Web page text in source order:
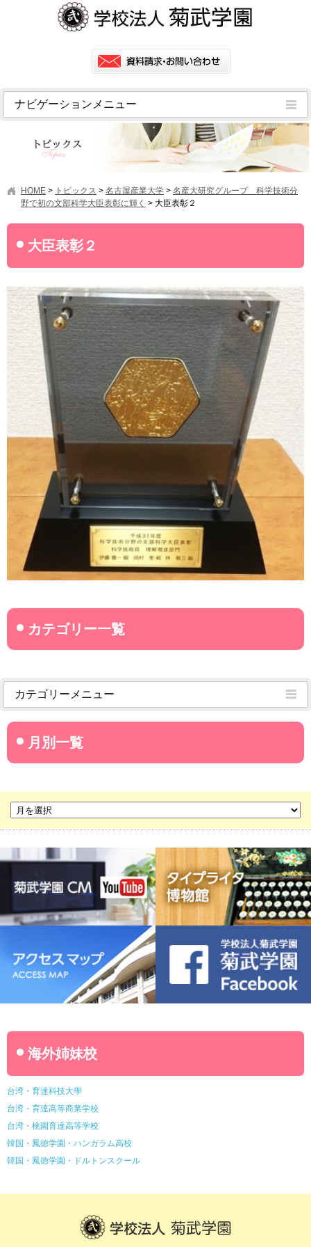
ナビゲーションメニュー
アクセス
情報公開
学園ニュース
オープンキャンパス・行事
HOME > トピックス > 名古屋産業大学 > 名産大研究グループ 科学技術分
野で初の文部科学大臣表彰に輝く > 大臣表彰２
大臣表彰２
カテゴリーメニュー
菊武学園からのお知らせ
名古屋産業大学
菊華高等学校
菊武ビジネス専門学校
名古屋ウェディング＆フラワー・ビューティ学院
菊武幼稚園
稲葉保育園
海外姉妹校
台湾・育達科技大學
台湾・育達高等商業学校
台湾・桃園育達高等学校
韓国・鳳徳学園・ハンガラム高校
韓国・鳳徳学園・ドルトンスクール